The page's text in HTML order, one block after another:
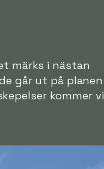
märks i nästan
går ut på planen
kommer vi